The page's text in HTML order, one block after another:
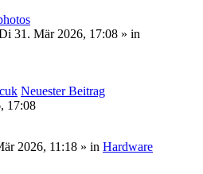
31. Mär 2026, 17:08 » in
Neuester Beitrag
17:08
2026, 11:18 » in Hardware